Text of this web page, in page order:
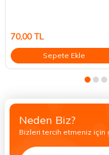
70,00TL
Sepete Ekle
Neden Biz?
Bizleri tercih etmeniz için